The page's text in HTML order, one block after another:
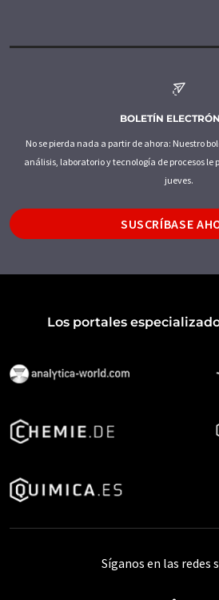
BOLETÍN
No se pierda nada a partir de ahora: Nuestro
análisis, laboratorio y tecnología de procesos le
jueves.
SUSCRÍBASE
Los portales
Síganos en las redes